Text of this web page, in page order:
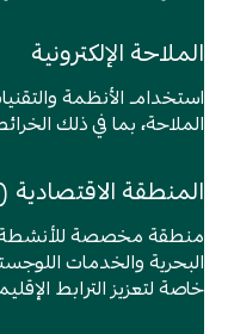
الملاحة الإلكترونية
استخدام الأنظمة والتقنيات
الملاحة، بما في ذلك الخرائط
المنطقة الاقتصادية
منطقة مخصصة للأنشطة
البحرية والخدمات
خاصة لتعزيز الترابط الإقليمي.